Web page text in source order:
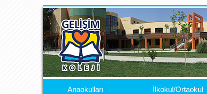
.
Anaokulları İlkokul/Ortaokul